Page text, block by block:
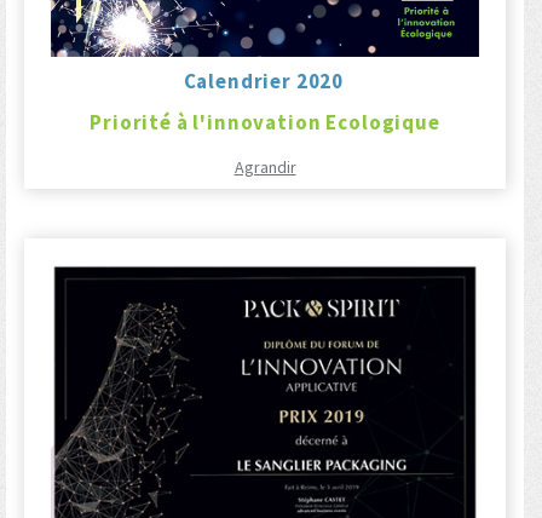
Calendrier 2020
Priorité à l'innovation Ecologique
Agrandir